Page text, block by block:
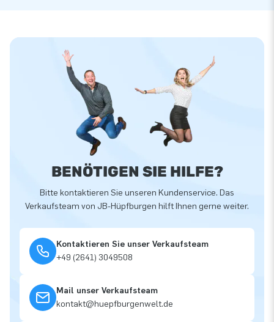
BENÖTIGEN SIE HILFE?
Bitte kontaktieren Sie unseren Kundenservice. Das
Verkaufsteam von JB-Hüpfburgen hilft Ihnen gerne weiter.
Kontaktieren Sie unser Verkaufsteam
+49 (2641) 3049508
Mail unser Verkaufsteam
kontakt@huepfburgenwelt.de